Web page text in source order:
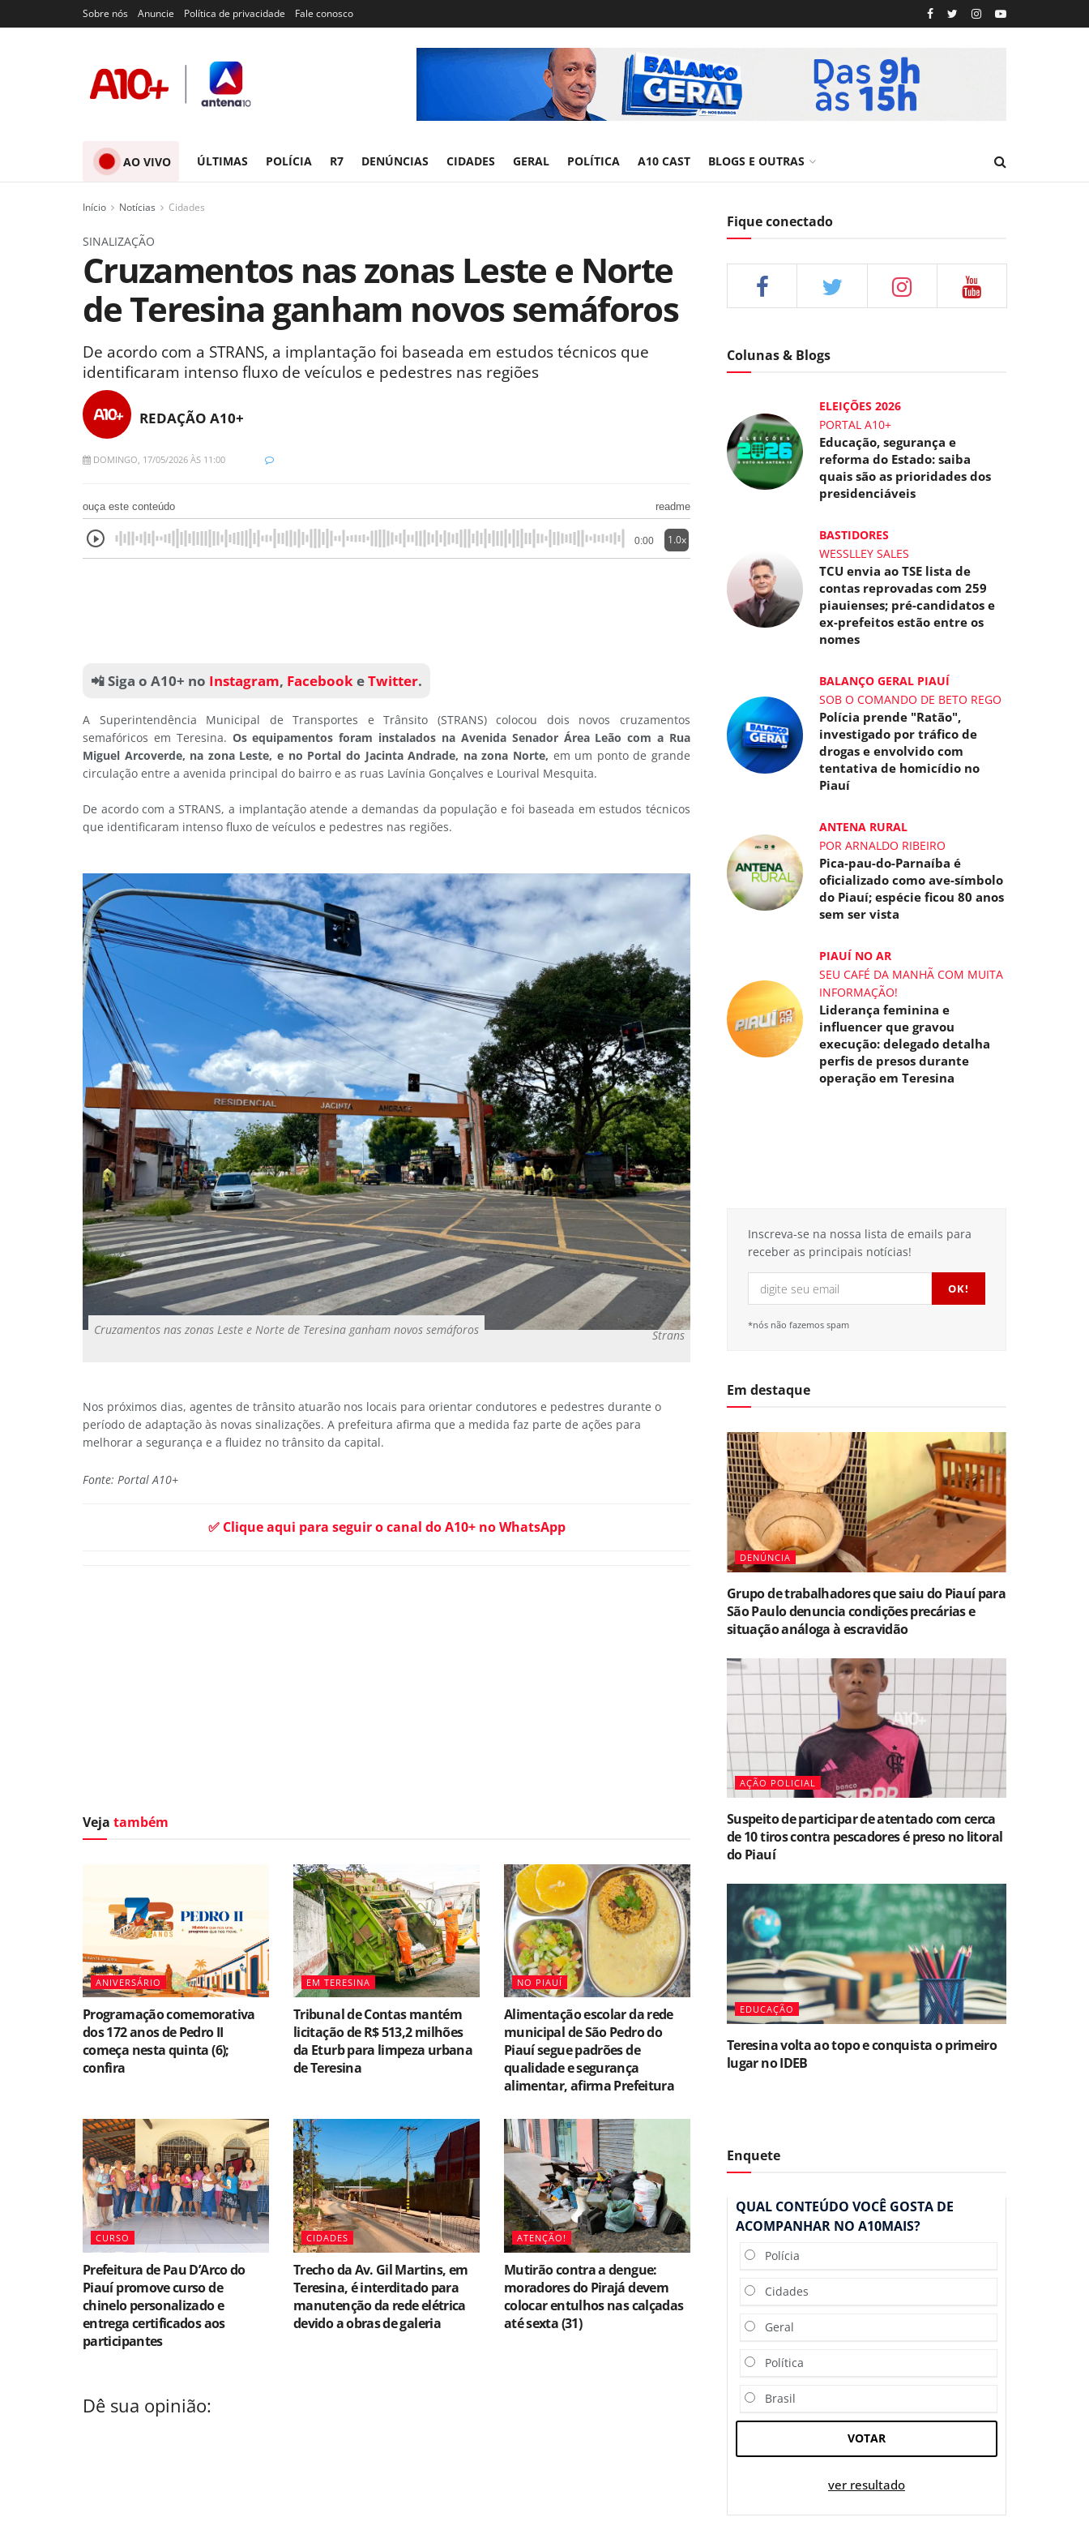
Sobre nós Anuncie Política de privacidade Fale conosco
AO VIVO ÚLTIMAS POLÍCIA R7 DENÚNCIAS CIDADES GERAL POLÍTICA A10 CAST BLOGS E OUTRAS
Início Notícias Cidades
SINALIZAÇÃO
Cruzamentos nas zonas Leste e Norte
de Teresina ganham novos semáforos
De acordo com a STRANS, a implantação foi baseada em estudos técnicos que
identificaram intenso fluxo de veículos e pedestres nas regiões
REDAÇÃO A10+
DOMINGO, 17/05/2026 ÀS 11:00
ouça este conteúdo readme
0:00 1.0x
📲 Siga o A10+ no Instagram, FacebookeTwitter.
A Superintendência Municipal de Transportes e Trânsito (STRANS) colocou dois novos cruzamentos
semafóricos em Teresina. Os equipamentos foram instalados na Avenida Senador Área Leão com a Rua
Miguel Arcoverde, na zona Leste, e no Portal do Jacinta Andrade, na zona Norte, em um ponto de grande
circulação entre a avenida principal do bairro e as ruas Lavínia Gonçalves e Lourival Mesquita.
De acordo com a STRANS, a implantação atende a demandas da população e foi baseada em estudos técnicos
que identificaram intenso fluxo de veículos e pedestres nas regiões.
Cruzamentos nas zonas Leste e Norte de Teresina ganham novos semáforos Strans
Nos próximos dias, agentes de trânsito atuarão nos locais para orientar condutores e pedestres durante o
período de adaptação às novas sinalizações. A prefeitura afirma que a medida faz parte de ações para
melhorar a segurança e a fluidez no trânsito da capital.
Fonte: Portal A10+
✅ Clique aqui para seguir o canal do A10+ no WhatsApp
Veja também
ANIVERSÁRIO
Programação comemorativa
dos 172 anos de Pedro II
começa nesta quinta (6);
confira
EM TERESINA
Tribunal de Contas mantém
licitação de R$ 513,2 milhões
da Eturb para limpeza urbana
de Teresina
NO PIAUÍ
Alimentação escolar da rede
municipal de São Pedro do
Piauí segue padrões de
qualidade e segurança
alimentar, afirma Prefeitura
CURSO
Prefeitura de Pau D’Arco do
Piauí promove curso de
chinelo personalizado e
entrega certificados aos
participantes
CIDADES
Trecho da Av. Gil Martins, em
Teresina, é interditado para
manutenção da rede elétrica
devido a obras de galeria
ATENÇÃO!
Mutirão contra a dengue:
moradores do Pirajá devem
colocar entulhos nas calçadas
até sexta (31)
Dê sua opinião:
Fique conectado
Colunas & Blogs
ELEIÇÕES 2026
PORTAL A10+
Educação, segurança e
reforma do Estado: saiba
quais são as prioridades dos
presidenciáveis
BASTIDORES
WESSLLEY SALES
TCU envia ao TSE lista de
contas reprovadas com 259
piauienses; pré-candidatos e
ex-prefeitos estão entre os
nomes
BALANÇO GERAL PIAUÍ
SOB O COMANDO DE BETO REGO
Polícia prende "Ratão",
investigado por tráfico de
drogas e envolvido com
tentativa de homicídio no
Piauí
ANTENA RURAL
POR ARNALDO RIBEIRO
Pica-pau-do-Parnaíba é
oficializado como ave-símbolo
do Piauí; espécie ficou 80 anos
sem ser vista
PIAUÍ NO AR
SEU CAFÉ DA MANHÃ COM MUITA
INFORMAÇÃO!
Liderança feminina e
influencer que gravou
execução: delegado detalha
perfis de presos durante
operação em Teresina
Inscreva-se na nossa lista de emails para
receber as principais notícias!
*nós não fazemos spam
Em destaque
DENÚNCIA
Grupo de trabalhadores que saiu do Piauí para
São Paulo denuncia condições precárias e
situação análoga à escravidão
AÇÃO POLICIAL
Suspeito de participar de atentado com cerca
de 10 tiros contra pescadores é preso no litoral
do Piauí
EDUCAÇÃO
Teresina volta ao topo e conquista o primeiro
lugar no IDEB
Enquete
QUAL CONTEÚDO VOCÊ GOSTA DE
ACOMPANHAR NO A10MAIS?
Polícia
Cidades
Geral
Política
Brasil
VOTAR
ver resultado